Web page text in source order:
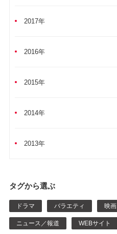
2017年
2016年
2015年
2014年
2013年
タグから選ぶ
ドラマ バラエティ 映画
ニュース／報道 WEBサイト